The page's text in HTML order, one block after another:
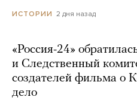
ИСТОРИИ 2 дня назад
«Россия-24»
и Следственный
создателей фильма о
дело